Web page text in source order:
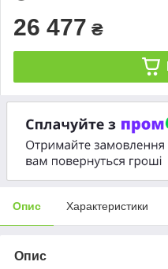
26 477 ₴
Опис Характеристики
Опис